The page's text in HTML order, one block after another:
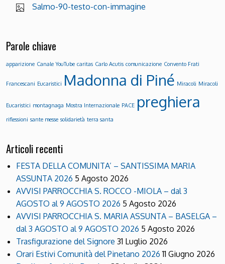
Salmo-90-testo-con-immagine
Parole chiave
apparizione Canale YouTube caritas Carlo Acutis comunicazione Convento Frati
Francescani Eucaristici Madonna di Piné Miracoli Miracoli
Eucaristici montagnaga Mostra Internazionale PACE preghiera
riflessioni sante messe solidarietà terra santa
Articoli recenti
FESTA DELLA COMUNITA’ – SANTISSIMA MARIA
ASSUNTA 2026 5 Agosto 2026
AVVISI PARROCCHIA S. ROCCO -MIOLA – dal 3
AGOSTO al 9 AGOSTO 2026 5 Agosto 2026
AVVISI PARROCCHIA S. MARIA ASSUNTA – BASELGA –
dal 3 AGOSTO al 9 AGOSTO 2026 5 Agosto 2026
Trasfigurazione del Signore 31 Luglio 2026
Orari Estivi Comunità del Pinetano 2026 11 Giugno 2026